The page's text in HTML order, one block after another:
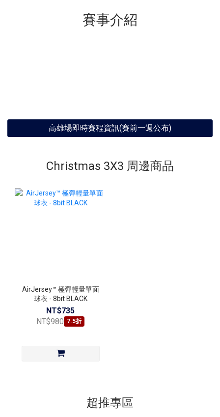
賽事介紹
高雄場即時賽程資訊(賽前一週公布)
Christmas 3X3 周邊商品
AirJersey™ 極彈輕量單面
球衣 - 8bit BLACK
NT$735
NT$980 7.5折
超推專區